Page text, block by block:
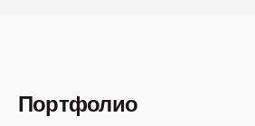
Портфолио